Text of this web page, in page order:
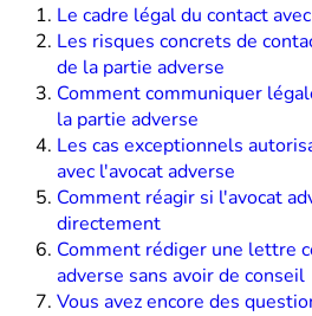
Le cadre légal du contact
Les risques concrets de
de la partie adverse
Comment communiquer
la partie adverse
Les cas exceptionnels
avec l'avocat adverse
Comment réagir si l'avocat
directement
Comment rédiger une lettre
adverse sans avoir de conseil
Vous avez encore des